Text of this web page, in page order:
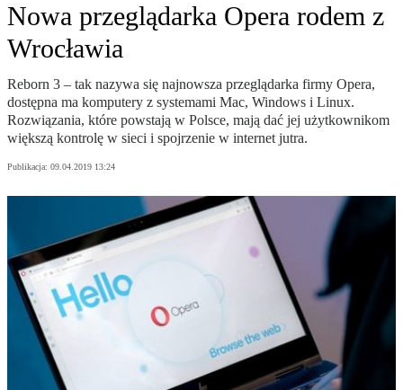
Nowa przeglądarka Opera rodem z
Wrocławia
Reborn 3 – tak nazywa się najnowsza przeglądarka firmy Opera,
dostępna ma komputery z systemami Mac, Windows i Linux.
Rozwiązania, które powstają w Polsce, mają dać jej użytkownikom
większą kontrolę w sieci i spojrzenie w internet jutra.
Publikacja: 09.04.2019 13:24